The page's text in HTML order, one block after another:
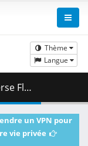
Thème
Langue
464.51 MB )
un VPN pour
vie privée